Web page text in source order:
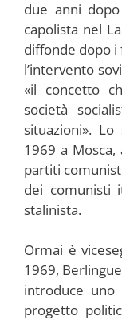
due anni
capolista nel
diffonde dopo i
l’intervento
«il concetto
società
situazioni».
1969 a
partiti
dei comunisti
stalinista.
Ormai è
1969,
introduce
progetto